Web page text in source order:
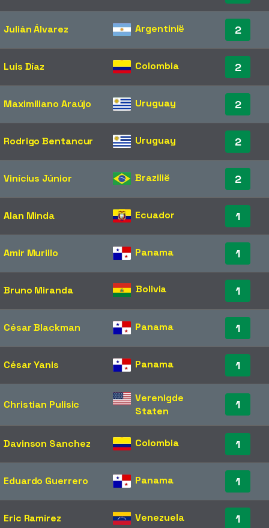
Julián Álvarez Argentinië 2
Luis Díaz Colombia 2
Maximiliano Araújo Uruguay 2
Rodrigo Bentancur Uruguay 2
Vinícius Júnior Brazilië 2
Alan Minda Ecuador 1
Amir Murillo Panama 1
Bruno Miranda Bolivia 1
César Blackman Panama 1
César Yanis Panama 1
Christian Pulisic
Verenigde
Staten
1
Davinson Sanchez Colombia 1
Eduardo Guerrero Panama 1
Eric Ramírez Venezuela 1